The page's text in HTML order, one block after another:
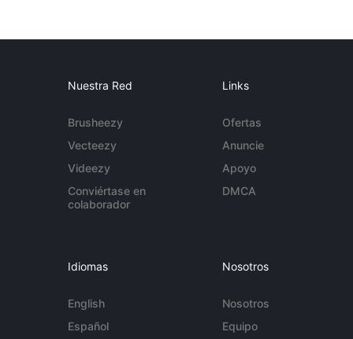
Nuestra Red
Brusheezy
Vecteezy
Videezy
Conviértase en
colaborador
Links
Ofertas
Anuncie
Apoyo
DMCA
Idiomas
English
Español
Nosotros
Nosotros
Equipo